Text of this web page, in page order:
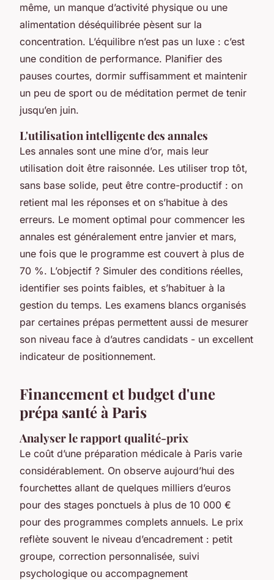
même, un manque d’activité physique ou une
alimentation déséquilibrée pèsent sur la
concentration. L’équilibre n’est pas un luxe : c’est
une condition de performance. Planifier des
pauses courtes, dormir suffisamment et maintenir
un peu de sport ou de méditation permet de tenir
jusqu’en juin.
L'utilisation intelligente des annales
Les annales sont une mine d’or, mais leur
utilisation doit être raisonnée. Les utiliser trop tôt,
sans base solide, peut être contre-productif : on
retient mal les réponses et on s’habitue à des
erreurs. Le moment optimal pour commencer les
annales est généralement entre janvier et mars,
une fois que le programme est couvert à plus de
70 %. L’objectif ? Simuler des conditions réelles,
identifier ses points faibles, et s’habituer à la
gestion du temps. Les examens blancs organisés
par certaines prépas permettent aussi de mesurer
son niveau face à d’autres candidats - un excellent
indicateur de positionnement.
Financement et budget d'une
prépa santé à Paris
Analyser le rapport qualité-prix
Le coût d’une préparation médicale à Paris varie
considérablement. On observe aujourd’hui des
fourchettes allant de quelques milliers d’euros
pour des stages ponctuels à plus de 10 000 €
pour des programmes complets annuels. Le prix
reflète souvent le niveau d’encadrement : petit
groupe, correction personnalisée, suivi
psychologique ou accompagnement